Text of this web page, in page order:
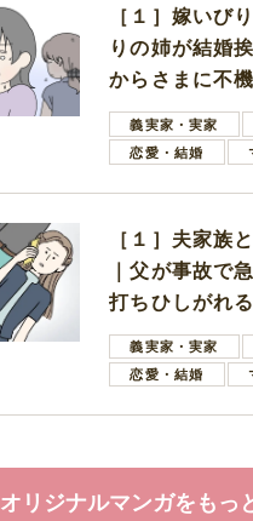
［１］嫁いび
りの姉が結婚
からさまに不
母義実家・実家
恋愛・結婚
［１］夫家族
｜父が事故で
打ちひしがれ
葉で励ます夫
義実家・実家
恋愛・結婚
オリジナルマンガをもっ